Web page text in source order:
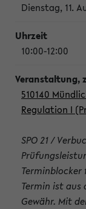
Dienstag, 11.
10:00-12:00
510140
Regulation I
SPO 21 /
Termin ist
Gewähr. Mit